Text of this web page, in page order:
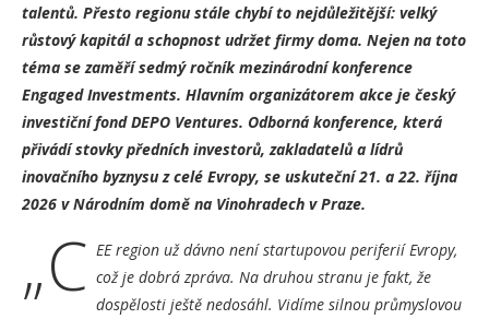
talentů. Přesto regionu stále chybí to nejdůležitější: velký
růstový kapitál a schopnost udržet firmy doma. Nejen na toto
téma se zaměří sedmý ročník mezinárodní konference
Engaged Investments. Hlavním organizátorem akce je český
investiční fond DEPO Ventures. Odborná konference, která
přivádí stovky předních investorů, zakladatelů a lídrů
inovačního byznysu z celé Evropy, se uskuteční 21. a 22. října
2026 v Národním domě na Vinohradech v Praze.
„C EE region už dávno není startupovou periferií Evropy,
což je dobrá zpráva. Na druhou stranu je fakt, že
dospělosti ještě nedosáhl. Vidíme silnou průmyslovou